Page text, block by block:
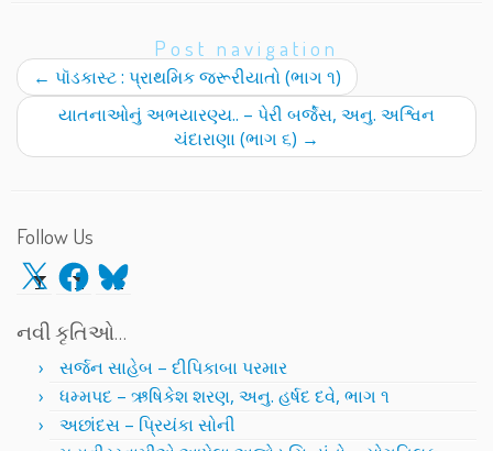
Post navigation
← પૉડકાસ્ટ : પ્રાથમિક જરૂરીયાતો (ભાગ ૧)
યાતનાઓનું અભયારણ્ય.. – પેરી બર્જેસ, અનુ. અશ્વિન
ચંદારાણા (ભાગ ૬) →
Follow Us
X Facebook
Bluesky
નવી કૃતિઓ…
સર્જન સાહેબ – દીપિકાબા પરમાર
ધમ્મપદ – ઋષિકેશ શરણ, અનુ. હર્ષદ દવે, ભાગ ૧
અછાંદસ – પ્રિયંકા સોની